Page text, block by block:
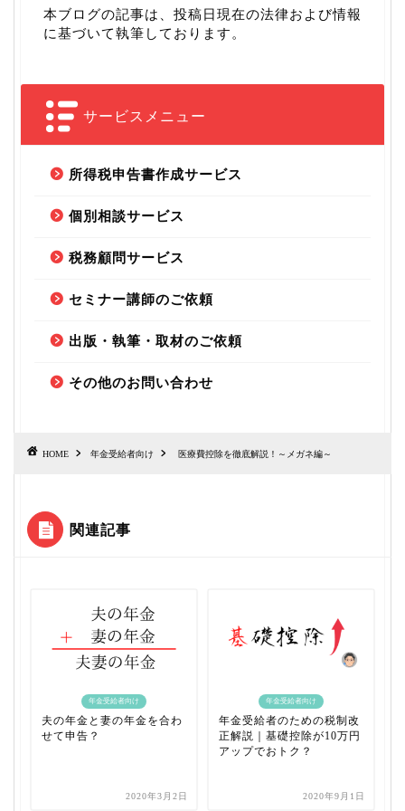
本ブログの記事は、投稿日現在の法律および情報
に基づいて執筆しております。
サービスメニュー
所得税申告書作成サービス
個別相談サービス
税務顧問サービス
セミナー講師のご依頼
出版・執筆・取材のご依頼
その他のお問い合わせ
HOME 年金受給者向け 医療費控除を徹底解説！～メガネ編～
関連記事
年金受給者向け
夫の年金と妻の年金を合わ
せて申告？
2020年3月2日
年金受給者向け
年金受給者のための税制改
正解説｜基礎控除が10万円
アップでおトク？
2020年9月1日